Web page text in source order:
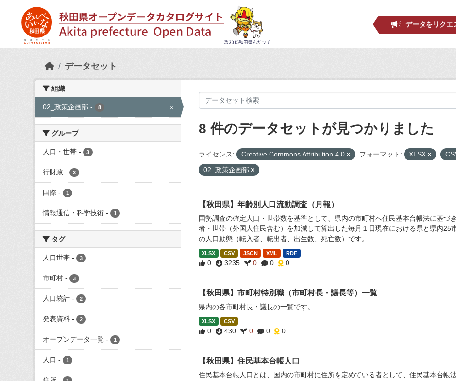
データをリクエ
データセット
組織
02_政策企画部 - 8 x
グループ
人口・世帯 - 3
行財政 - 3
国際 - 1
情報通信・科学技術 - 1
タグ
人口世帯 - 3
市町村 - 3
人口統計 - 2
発表資料 - 2
オープンデータ一覧 - 1
人口 - 1
8 件のデータセットが見つかりました
ライセンス: Creative Commons Attribution 4.0 フォーマット: XLSX
02_政策企画部
【秋田県】年齢別人口流動調査（月報）
国勢調査の確定人口・世帯数を基準として、県内の市町村へ住民基本台帳法に基づ
者・世帯（外国人住民含む）を加減して算出した毎月１日現在における県と県内25
の人口動態（転入者、転出者、出生数、死亡数）です。...
XLSX CSV JSON XML RDF
0 3235 0 0 0
【秋田県】市町村特別職（市町村長・議長等）一覧
県内の各市町村長・議長の一覧です。
XLSX CSV
0 430 0 0 0
【秋田県】住民基本台帳人口
住民基本台帳人口とは、国内の市町村に住所を定めている者として、住民基本台帳